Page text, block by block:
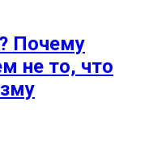
Почему
не то, что